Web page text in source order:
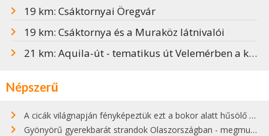
19 km: Csáktornyai Öregvár
19 km: Csáktornya és a Muraköz látnivalói
21 km: Aquila-út - tematikus út Velemérben a középkori festőművész emlékére
Népszerű
A cicák világnapján fényképeztük ezt a bokor alatt hűsölő cicát Kisorosziban
Gyönyörű gyerekbarát strandok Olaszországban - megmutatjuk a 15 legjobbat